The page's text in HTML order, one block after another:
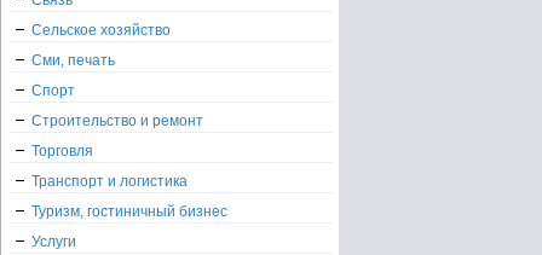
Сельское хозяйство
Сми, печать
Спорт
Строительство и ремонт
Торговля
Транспорт и логистика
Туризм, гостиничный бизнес
Услуги